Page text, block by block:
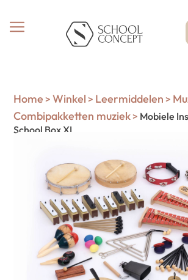
Home > Winkel > Leermiddelen >
Combipakketten muziek> Mobiele
School Box XL